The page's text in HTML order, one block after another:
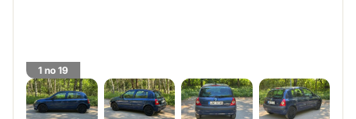
1 no 19